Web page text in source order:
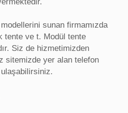
sunan firmamızda
tente ve t. Modül tente
Siz de hizmetimizden
sitemizde yer alan telefon